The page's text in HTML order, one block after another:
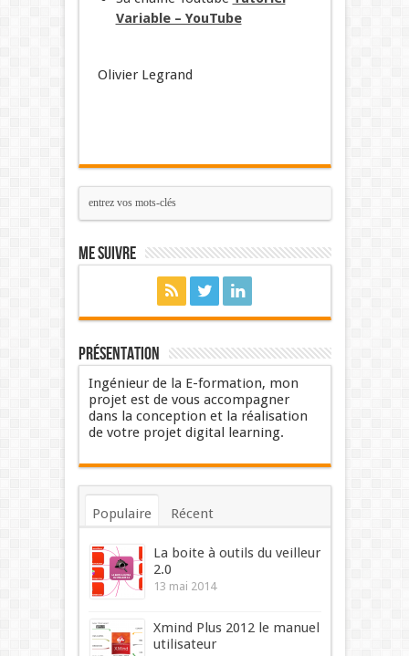
Variable – YouTube
Olivier Legrand
Me suivre
Présentation
Ingénieur de la E-formation, mon
projet est de vous accompagner
dans la conception et la réalisation
de votre projet digital learning.
Populaire Récent
Commentaires Mots-clés
La boite à outils du veilleur
2.0
13 mai 2014
Xmind Plus 2012 le manuel
utilisateur